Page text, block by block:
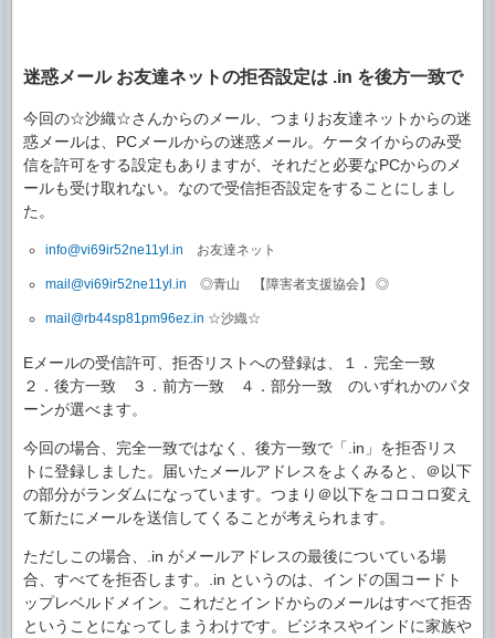
迷惑メール お友達ネットの拒否設定は .in を後方一致で
今回の☆沙織☆さんからのメール、つまりお友達ネットからの迷
惑メールは、PCメールからの迷惑メール。ケータイからのみ受
信を許可をする設定もありますが、それだと必要なPCからのメ
ールも受け取れない。なので受信拒否設定をすることにしまし
た。
info@vi69ir52ne11yl.in お友達ネット
mail@vi69ir52ne11yl.in ◎青山 【障害者支援協会】 ◎
mail@rb44sp81pm96ez.in ☆沙織☆
Eメールの受信許可、拒否リストへの登録は、１．完全一致
２．後方一致 ３．前方一致 ４．部分一致 のいずれかのパタ
ーンが選べます。
今回の場合、完全一致ではなく、後方一致で「.in」を拒否リス
トに登録しました。届いたメールアドレスをよくみると、＠以下
の部分がランダムになっています。つまり＠以下をコロコロ変え
て新たにメールを送信してくることが考えられます。
ただしこの場合、.in がメールアドレスの最後についている場
合、すべてを拒否します。.in というのは、インドの国コードト
ップレベルドメイン。これだとインドからのメールはすべて拒否
ということになってしまうわけです。ビジネスやインドに家族や